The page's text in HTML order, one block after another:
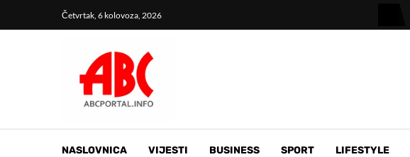
Četvrtak, 6 kolovoza, 2026
NASLOVNICA VIJESTI BUSINESS SPORT LIFESTYLE